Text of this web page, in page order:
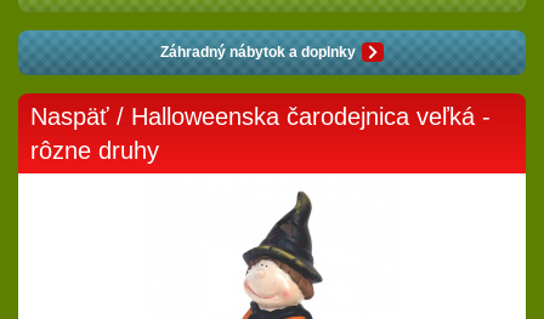
Záhradný nábytok a doplnky
Naspäť / Halloweenska čarodejnica veľká -
rôzne druhy